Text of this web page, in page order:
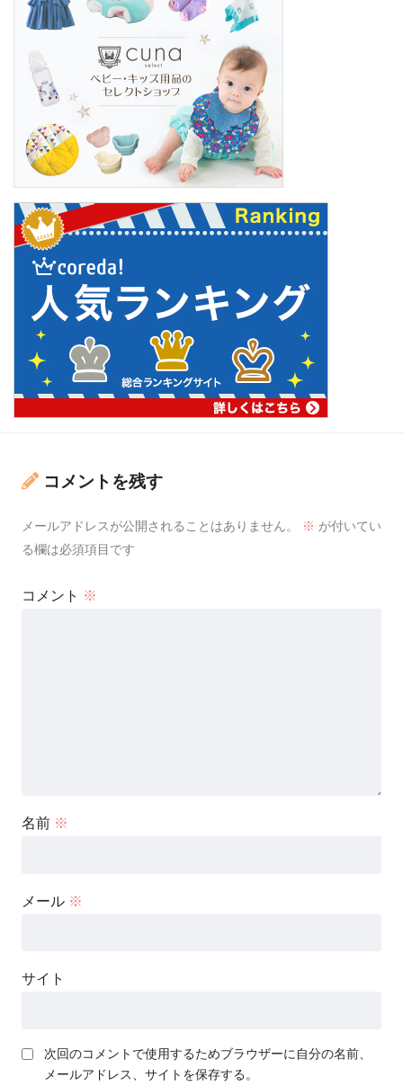
コメントを残す
メールアドレスが公開されることはありません。 ※ が付いてい
る欄は必須項目です
コメント ※
名前 ※
メール ※
サイト
次回のコメントで使用するためブラウザーに自分の名前、
メールアドレス、サイトを保存する。